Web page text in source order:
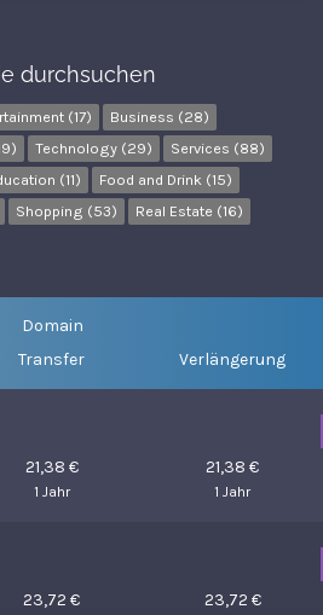
durchsuchen
(17)
Business (28)
Technology (29)
Services (88)
(11)
Food and Drink (15)
Shopping (53)
Real Estate (16)
Domain
Transfer Verlängerung
21,38 €
1 Jahr
21,38 €
1 Jahr
23,72 € 23,72 €